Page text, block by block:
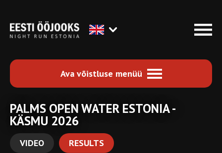
Ava võistluse menüü
PALMS OPEN WATER ESTONIA -
KÄSMU 2026
VIDEO RESULTS